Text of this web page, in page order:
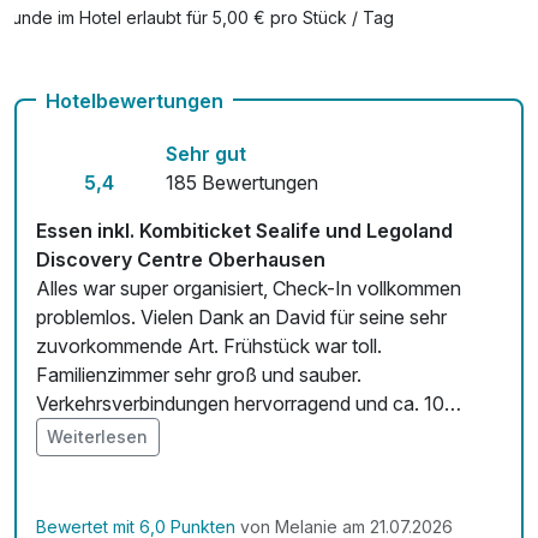
Hunde im Hotel erlaubt für 5,00 € pro Stück / Tag
Hotelbewertungen
5,4
Sehr gut
185 Bewertungen
Essen inkl. Kombiticket Sealife und Legoland
Discovery Centre Oberhausen
Alles war super organisiert, Check-In vollkommen
problemlos. Vielen Dank an David für seine sehr
zuvorkommende Art. Frühstück war toll.
Familienzimmer sehr groß und sauber.
Verkehrsverbindungen hervorragend und ca. 10
Minuten zu Fuß bis in die Fußgängerzone mit diversen
Geschäften und Gastronomie. Wir kommen sicher
Weiterlesen
Bewertet mit 6,0 Punkten von Melanie am 21.07.2026